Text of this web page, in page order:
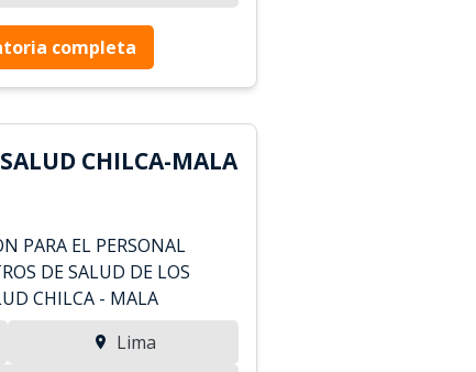
completa
CHILCA-MALA
PARA EL PERSONAL
DE SALUD DE LOS
CHILCA - MALA
Lima